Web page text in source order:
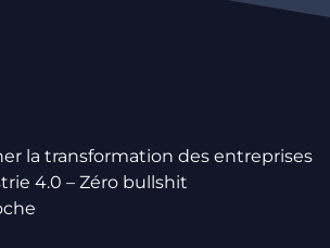
la transformation des entreprises
4.0 – Zéro bullshit